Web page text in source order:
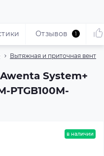
Вытяжная и приточная
System+
PTGB100M-
Отзывов 1
в наличии